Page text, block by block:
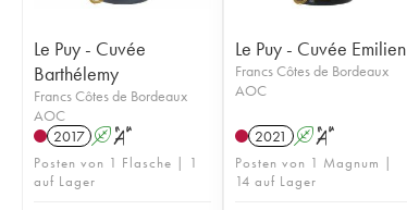
Le Puy - Cuvée
Barthélemy
Francs Côtes de Bordeaux
AOC
2017 A S
Posten von 1 Flasche | 1
auf Lager
Le Puy - Cuvée Emilien
Francs Côtes de Bordeaux
AOC
2021 A S
Posten von 1 Magnum |
14 auf Lager